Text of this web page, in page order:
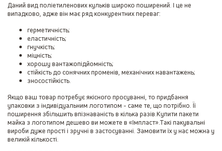
Даний вид поліетиленових кульків широко поширений. І це не
випадково, адже він має ряд конкурентних переваг:
герметичність;
еластичність;
гнучкість;
міцність;
хорошу вантажопідйомність;
стійкість до сонячних променів, механічних навантажень;
зносостійкість.
Якщо ваш товар потребує якісного просуванні, то придбання
упаковки з індивідуальним логотипом - саме те, що потрібно. Її
поширення збільшить впізнаваність в кілька разів.Купити пакети
майка з логотипом дешево ви можете в «Імпласт».Такі пакувальні
вироби дуже прості і зручні в застосуванні. Замовити їх у нас можна у
великій кількості.